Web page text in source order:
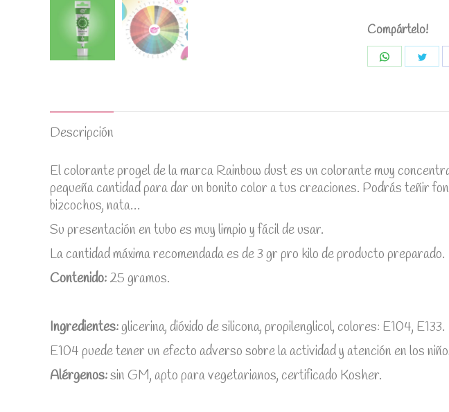
Compártelo!
Share
Share
Descripción
El colorante progel de la marca Rainbow dustes un colorante muy
pequeña cantidad para dar un bonito color a tus creaciones. Podrás teñir
bizcochos, nata…
Su presentación en tubo es muy limpio y fácil de usar.
La cantidad máxima recomendada es de 3 gr pro kilo de producto preparado.
Contenido:25 gramos.
Ingredientes:glicerina, dióxido de silicona, propilenglicol, colores: E104, E133.
E104 puede tener un efecto adverso sobre la actividad y atención en los
Alérgenos:sin GM, apto para vegetarianos, certificado Kosher.